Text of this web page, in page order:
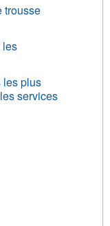
trousse
les
les plus
services